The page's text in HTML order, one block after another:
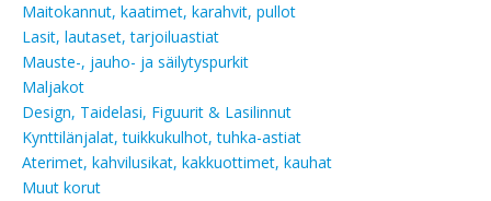
Maitokannut, kaatimet, karahvit, pullot
Lasit, lautaset, tarjoiluastiat
Mauste-, jauho- ja säilytyspurkit
Maljakot
Design, Taidelasi, Figuurit & Lasilinnut
Kynttilänjalat, tuikkukulhot, tuhka-astiat
Aterimet, kahvilusikat, kakkuottimet, kauhat
Muut korut